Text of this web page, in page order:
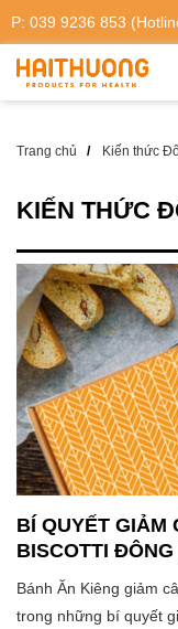
P: 039 9236 853
Trang chủ Kiến thức
KIẾN THỨC
BÍ QUYẾT GIẢM
BISCOTTI
Bánh Ăn Kiêng giảm
trong những bí quyết